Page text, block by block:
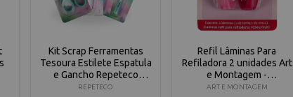
Kit Scrap Ferramentas
Tesoura Estilete Espatula
e Gancho Repeteco
195584
REPETECO
Refil Lâminas Para
Refiladora 2 unidades Art
e Montagem -
FES057/058
ART E MONTAGEM